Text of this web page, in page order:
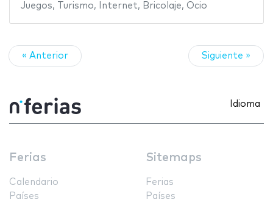
Juegos, Turismo, Internet, Bricolaje, Ocio
« Anterior Siguiente »
Idioma
Ferias
Calendario
Países
Sitemaps
Ferias
Países